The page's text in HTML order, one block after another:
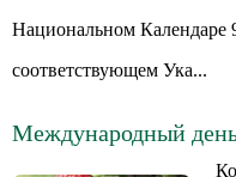
Национальном Календаре
соответствующем Ука...
Международный день